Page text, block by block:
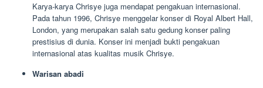
Karya-karya Chrisye juga mendapat pengakuan internasional.
Pada tahun 1996, Chrisye menggelar konser di Royal Albert Hall,
London, yang merupakan salah satu gedung konser paling
prestisius di dunia. Konser ini menjadi bukti pengakuan
internasional atas kualitas musik Chrisye.
Warisan abadi